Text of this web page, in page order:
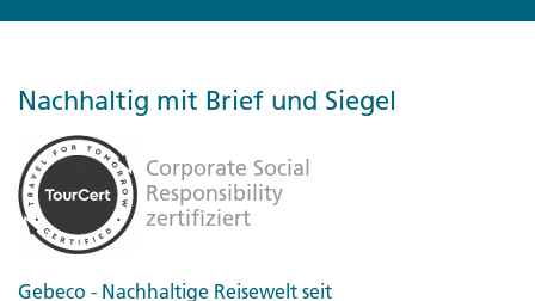
Nachhaltig mit Brief und Siegel
Gebeco - Nachhaltige Reisewelt seit